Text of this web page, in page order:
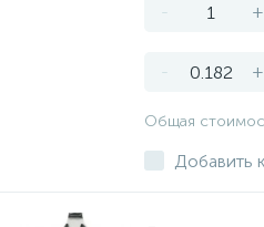
- +
- +
Общая
Добавить